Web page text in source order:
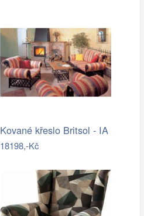
Kované křeslo Britsol - IA
18198,-Kč